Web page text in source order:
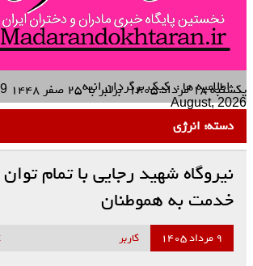
اطلاعیه ها : کیک برگردان انبه یکشنبه ۱۸ مرداد ۱۴۰۵ برابر با۲۵ صفر ۱۴۴۸
August, 2026
دسته: انرژی
نیروگاه شهید رجایی با تمام
خدمت به هموطنان
۹ مرداد ۱۴۰۵ کاربر